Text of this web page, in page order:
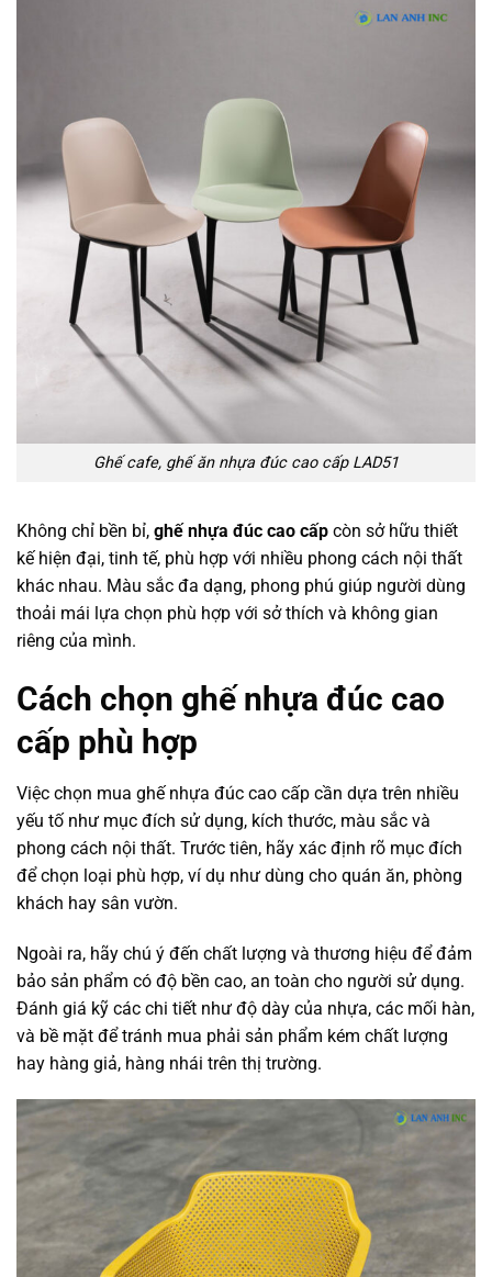
Ghế cafe, ghế ăn nhựa đúc cao cấp LAD51
Không chỉ bền bỉ, ghế nhựa đúc cao cấp còn sở hữu thiết
kế hiện đại, tinh tế, phù hợp với nhiều phong cách nội thất
khác nhau. Màu sắc đa dạng, phong phú giúp người dùng
thoải mái lựa chọn phù hợp với sở thích và không gian
riêng của mình.
Cách chọn ghế nhựa đúc cao
cấp phù hợp
Việc chọn mua ghế nhựa đúc cao cấp cần dựa trên nhiều
yếu tố như mục đích sử dụng, kích thước, màu sắc và
phong cách nội thất. Trước tiên, hãy xác định rõ mục đích
để chọn loại phù hợp, ví dụ như dùng cho quán ăn, phòng
khách hay sân vườn.
Ngoài ra, hãy chú ý đến chất lượng và thương hiệu để đảm
bảo sản phẩm có độ bền cao, an toàn cho người sử dụng.
Đánh giá kỹ các chi tiết như độ dày của nhựa, các mối hàn,
và bề mặt để tránh mua phải sản phẩm kém chất lượng
hay hàng giả, hàng nhái trên thị trường.